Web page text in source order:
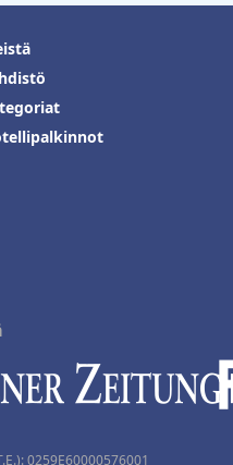
0259Ε60000576001